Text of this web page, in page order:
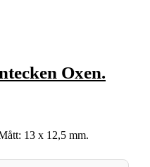
Oxen.
13 x 12,5 mm.